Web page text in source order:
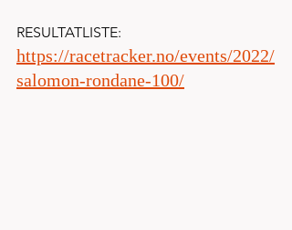
RESULTATLISTE:
https://racetracker.no/events/2022/
salomon-rondane-100/